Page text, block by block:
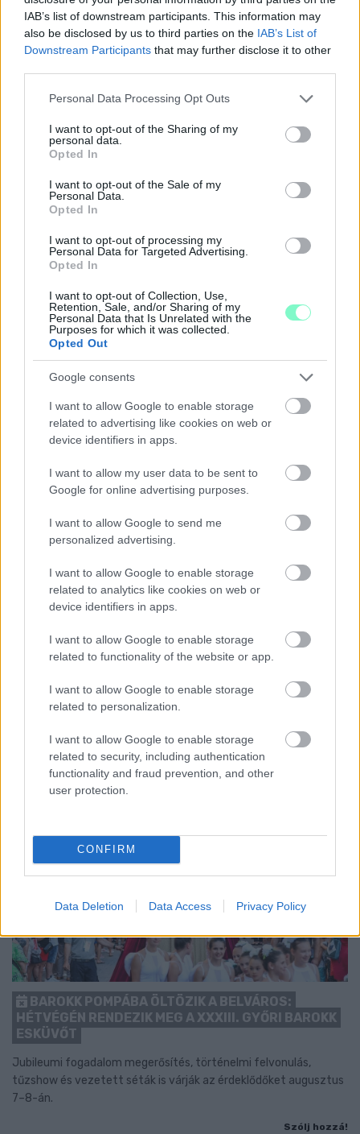
IAB’s list of downstream participants. This information may
also be disclosed by us to third parties on the IAB’s List of
Downstream Participants that may further disclose it to other
Please note that this website/app uses one or more Google
not limited to your visit or usage behaviour. You may click to
grant or deny consent to Google and its third-party tags to
use your data for below specified purposes in below Google
consent section.
Personal Data Processing Opt Outs
I want to opt-out of the Sharing of my
personal data.
Opted In
I want to opt-out of the Sale of my
Personal Data.
Opted In
I want to opt-out of processing my
Personal Data for Targeted Advertising.
Opted In
I want to opt-out of Collection, Use,
Retention, Sale, and/or Sharing of my
Personal Data that Is Unrelated with the
Purposes for which it was collected.
Opted Out
Google consents
I want to allow Google to enable storage
related to advertising like cookies on web or
device identifiers in apps.
I want to allow my user data to be sent to
Google for online advertising purposes.
I want to allow Google to send me
personalized advertising.
I want to allow Google to enable storage
related to analytics like cookies on web or
device identifiers in apps.
I want to allow Google to enable storage
related to functionality of the website or app.
I want to allow Google to enable storage
related to personalization.
I want to allow Google to enable storage
related to security, including authentication
functionality and fraud prevention, and other
user protection.
CONFIRM
Data Deletion Data Access Privacy Policy
KIVÁLÓ PROGRAM VÁR MINDENKIT EZEN A HÉTVÉGÉN
GYŐRBEN
Majka koncert, jóga szeánsz, “borhajózás” és egy csomó minden
ENERGIATAKARÉKOSSÁG: KORÁBBAN KEZDŐDIK
A GYŐRI AUDI ETO KC PÉNTEKI FELKÉSZÜLÉSI
MÉRKŐZÉSE
Az energiaellátás tehermentesítése érdekében másfél órával
előrébb hozták a Brest Bretagne Handball elleni találkozó
BAROKK POMPÁBA ÖLTÖZIK A BELVÁROS:
HÉTVÉGÉN RENDEZIK MEG A XXXIII. GYŐRI BAROKK
ESKÜVŐT
Jubileumi fogadalom megerősítés, történelmi felvonulás,
tűzshow és vezetett séták is várják az érdeklődőket augusztus
7–8-án.
Szólj hozzá!